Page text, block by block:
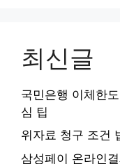
최신글
국민은행 이체한
심 팁
위자료 청구 조건
삼성페이 온라인